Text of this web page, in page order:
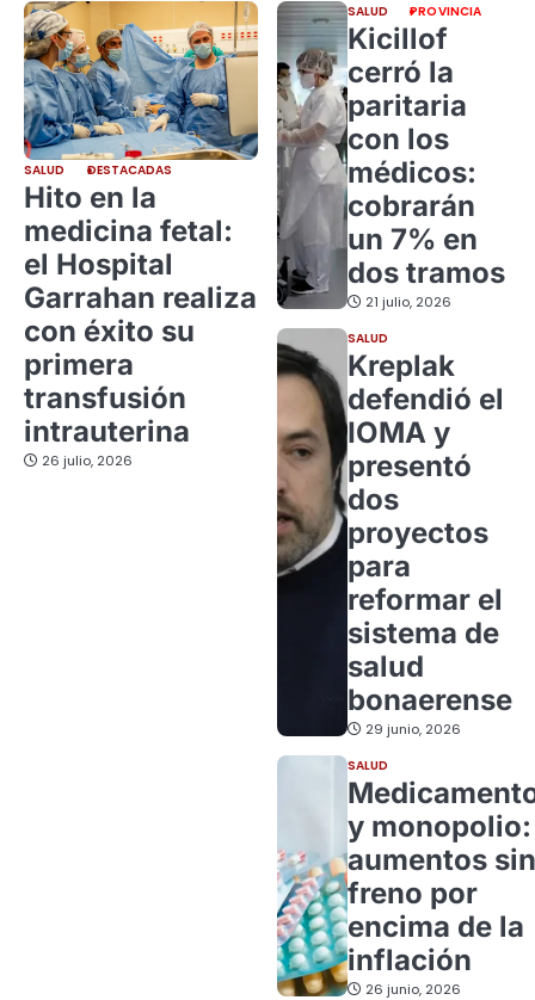
SALUD DESTACADAS
Hito en la
medicina fetal:
el Hospital
Garrahan realiza
con éxito su
primera
transfusión
intrauterina
26 julio, 2026
SALUD PROVINCIA
Kicillof
cerró la
paritaria
con los
médicos:
cobrarán
un 7% en
dos tramos
21 julio, 2026
SALUD
Kreplak
defendió el
IOMA y
presentó
dos
proyectos
para
reformar el
sistema de
salud
bonaerense
29 junio, 2026
SALUD
y monopolio:
aumentos sin
freno por
encima de la
inflación
26 junio, 2026